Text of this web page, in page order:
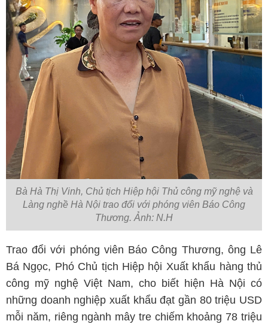
Bà Hà Thị Vinh, Chủ tịch Hiệp hội Thủ công mỹ nghệ và
Làng nghề Hà Nội trao đổi với phóng viên Báo Công
Thương. Ảnh: N.H
Trao đổi với phóng viên Báo Công Thương, ông Lê
Bá Ngọc, Phó Chủ tịch Hiệp hội Xuất khẩu hàng thủ
công mỹ nghệ Việt Nam, cho biết hiện Hà Nội có
những doanh nghiệp xuất khẩu đạt gần 80 triệu USD
mỗi năm, riêng ngành mây tre chiếm khoảng 78 triệu